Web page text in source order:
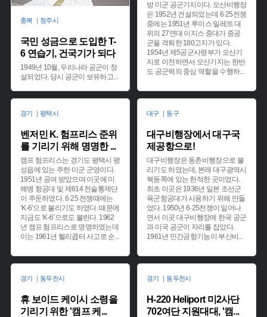
충북 ｜청주시
국민 성금으로 도입한 T-
6 연습기, 건국기가 되다
1949년 10월, 우리나라 공군이 창
설되었다. 당시 공군이 보유하고...
방 미군 공군기지이다. 오산비행장
은 1952년 건설되었는데 6·25전쟁
중에는 1951년 루이스 밀레트 대
위의 27연대 이지스 중대가 중공
군을 격퇴한 180고지가 있다.
1954년 제5공군사령부가 오산기
지로 이전하면서 오산기지는 한반
도 공군력의 중심 역할을 수행하...
경기 ｜평택시
벤저민 K. 험프리스 준위
를 기리기 위해 명명한...
캠프 험프리스는 경기도 평택시 팽
성읍에 있는 주한 미군 군영이다.
1951년 공여 받았으며 이곳에 미
해병 항공대 및 제614 전술통제단
이 주둔하였다. 6·25 전쟁때에는
‘K-6’으로 불리기도 하였다. 때문에
지금도 ‘K-6’으로도 불린다. 1962
년 캠프 험프리스로 명명하였는데
이는 1961년 헬리콥터 사고로 순...
대구 ｜동구
대구비행장에서 대구국
제공항으로!
대구비행장은 동촌비행장으로 불
리기도 하였는데, 본래 대구광역시
북동쪽에 있는 한적한 곳이었다.
최초 이곳은 1936년 일본 조선군
육군항공대가 사용하기 위해 만들
었다. 1950년 6·25전쟁이 일어나
면서 이곳 대구비행장에 한국 공군
과 미국 공군이 자리를 잡았다.
1961년 민간공항기능이 부산비 ...
경기 ｜동두천시
휴 보이드 케이시 소령을
기리기 위한 '캠프 케 ...
경기 ｜동두천시
H-220 Heliport 미2사단
702여단 지원대대, '캠...